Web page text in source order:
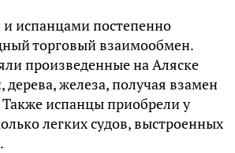
испанцами постепенно
торговый взаимообмен.
произведенные на Аляске
железа, получая взамен
испанцы приобрели у
легких судов, выстроенных